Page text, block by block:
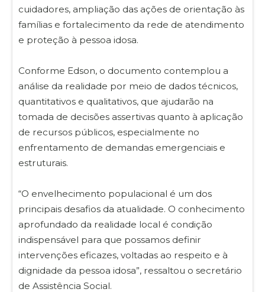
cuidadores, ampliação das ações de orientação às
famílias e fortalecimento da rede de atendimento
e proteção à pessoa idosa.
Conforme Edson, o documento contemplou a
análise da realidade por meio de dados técnicos,
quantitativos e qualitativos, que ajudarão na
tomada de decisões assertivas quanto à aplicação
de recursos públicos, especialmente no
enfrentamento de demandas emergenciais e
estruturais.
“O envelhecimento populacional é um dos
principais desafios da atualidade. O conhecimento
aprofundado da realidade local é condição
indispensável para que possamos definir
intervenções eficazes, voltadas ao respeito e à
dignidade da pessoa idosa”, ressaltou o secretário
de Assistência Social.